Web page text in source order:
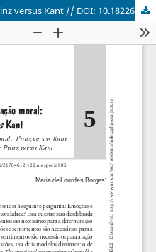
Emoções e motivação moral: Prinz versus Kant // DOI: 10.18226/21784612.v22.n.especial.05